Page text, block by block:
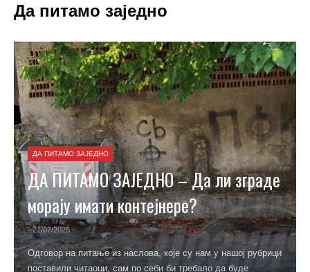
Да питамо заједно
ДА ПИТАМО ЗАЈЕДНО
ДА ПИТАМО ЗАЈЕДНО – Да ли зграде
морају имати контејнере?
- 21/07/2025
Одговор на питање из наслова, које су нам у нашој рубрици
поставили читаоци, сам по себи би требало да буде